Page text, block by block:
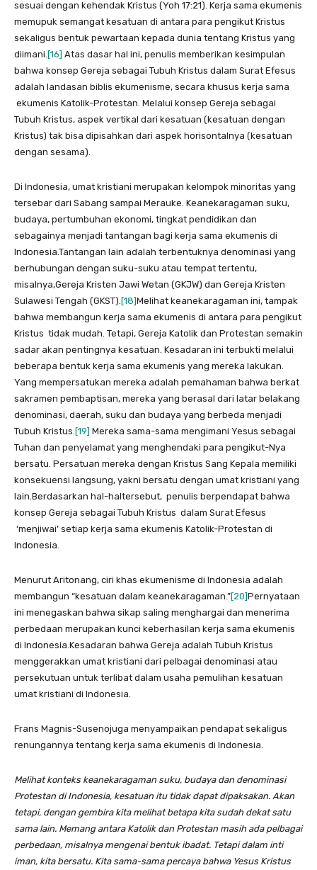
sesuai dengan kehendak Kristus (Yoh 17:21). Kerja sama ekumenis
memupuk semangat kesatuan di antara para pengikut Kristus
sekaligus bentuk pewartaan kepada dunia tentang Kristus yang
diimani. [16] Atas dasar hal ini, penulis memberikan kesimpulan
bahwa konsep Gereja sebagai Tubuh Kristus dalam Surat Efesus
adalah landasan biblis ekumenisme, secara khusus kerja sama
ekumenis Katolik-Protestan. Melalui konsep Gereja sebagai
Tubuh Kristus, aspek vertikal dari kesatuan (kesatuan dengan
Kristus) tak bisa dipisahkan dari aspek horisontalnya (kesatuan
dengan sesama).
Di Indonesia, umat kristiani merupakan kelompok minoritas yang
tersebar dari Sabang sampai Merauke. Keanekaragaman suku,
budaya, pertumbuhan ekonomi, tingkat pendidikan dan
sebagainya menjadi tantangan bagi kerja sama ekumenis di
Indonesia.Tantangan lain adalah terbentuknya denominasi yang
berhubungan dengan suku-suku atau tempat tertentu,
misalnya,Gereja Kristen Jawi Wetan (GKJW) dan Gereja Kristen
Sulawesi Tengah (GKST). [18]Melihat keanekaragaman ini, tampak
bahwa membangun kerja sama ekumenis di antara para pengikut
Kristus tidak mudah. Tetapi, Gereja Katolik dan Protestan semakin
sadar akan pentingnya kesatuan. Kesadaran ini terbukti melalui
beberapa bentuk kerja sama ekumenis yang mereka lakukan.
Yang mempersatukan mereka adalah pemahaman bahwa berkat
sakramen pembaptisan, mereka yang berasal dari latar belakang
denominasi, daerah, suku dan budaya yang berbeda menjadi
Tubuh Kristus. [19] Mereka sama-sama mengimani Yesus sebagai
Tuhan dan penyelamat yang menghendaki para pengikut-Nya
bersatu. Persatuan mereka dengan Kristus Sang Kepala memiliki
konsekuensi langsung, yakni bersatu dengan umat kristiani yang
lain.Berdasarkan hal-haltersebut, penulis berpendapat bahwa
konsep Gereja sebagai Tubuh Kristus dalam Surat Efesus
‘menjiwai’ setiap kerja sama ekumenis Katolik-Protestan di
Indonesia.
Menurut Aritonang, ciri khas ekumenisme di Indonesia adalah
membangun “kesatuan dalam keanekaragaman.”[20]Pernyataan
ini menegaskan bahwa sikap saling menghargai dan menerima
perbedaan merupakan kunci keberhasilan kerja sama ekumenis
di Indonesia.Kesadaran bahwa Gereja adalah Tubuh Kristus
menggerakkan umat kristiani dari pelbagai denominasi atau
persekutuan untuk terlibat dalam usaha pemulihan kesatuan
umat kristiani di Indonesia.
Frans Magnis-Susenojuga menyampaikan pendapat sekaligus
renungannya tentang kerja sama ekumenis di Indonesia.
Melihat konteks keanekaragaman suku, budaya dan denominasi
Protestan di Indonesia, kesatuan itu tidak dapat dipaksakan. Akan
tetapi, dengan gembira kita melihat betapa kita sudah dekat satu
sama lain. Memang antara Katolik dan Protestan masih ada pelbagai
perbedaan, misalnya mengenai bentuk ibadat. Tetapi dalam inti
iman, kita bersatu. Kita sama-sama percaya bahwa Yesus Kristus